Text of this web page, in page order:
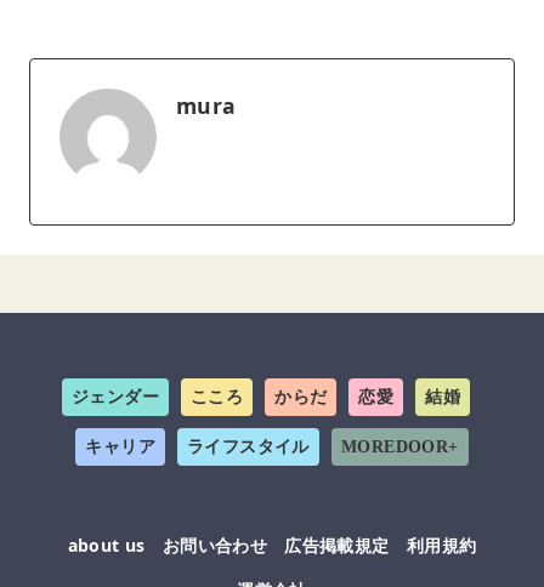
mura
ジェンダー こころ からだ 恋愛 結婚
キャリア ライフスタイル MOREDOOR+
about us お問い合わせ 広告掲載規定
利用規約